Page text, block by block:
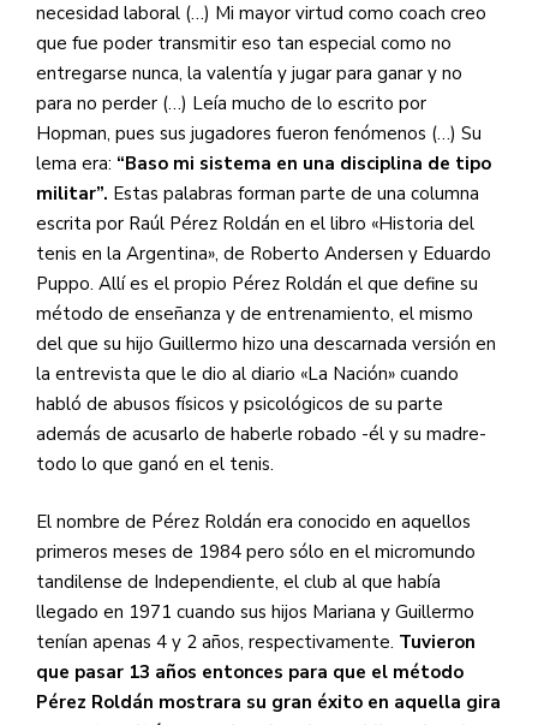
necesidad laboral (…) Mi mayor virtud como coach creo
que fue poder transmitir eso tan especial como no
entregarse nunca, la valentía y jugar para ganar y no
para no perder (…) Leía mucho de lo escrito por
Hopman, pues sus jugadores fueron fenómenos (…) Su
lema era: “Baso mi sistema en una disciplina de tipo
militar”. Estas palabras forman parte de una columna
escrita por Raúl Pérez Roldán en el libro «Historia del
tenis en la Argentina», de Roberto Andersen y Eduardo
Puppo. Allí es el propio Pérez Roldán el que define su
método de enseñanza y de entrenamiento, el mismo
del que su hijo Guillermo hizo una descarnada versión en
la entrevista que le dio al diario «La Nación» cuando
habló de abusos físicos y psicológicos de su parte
además de acusarlo de haberle robado -él y su madre-
todo lo que ganó en el tenis.
El nombre de Pérez Roldán era conocido en aquellos
primeros meses de 1984 pero sólo en el micromundo
tandilense de Independiente, el club al que había
llegado en 1971 cuando sus hijos Mariana y Guillermo
tenían apenas 4 y 2 años, respectivamente. Tuvieron
que pasar 13 años entonces para que el método
Pérez Roldán mostrara su gran éxito en aquella gira